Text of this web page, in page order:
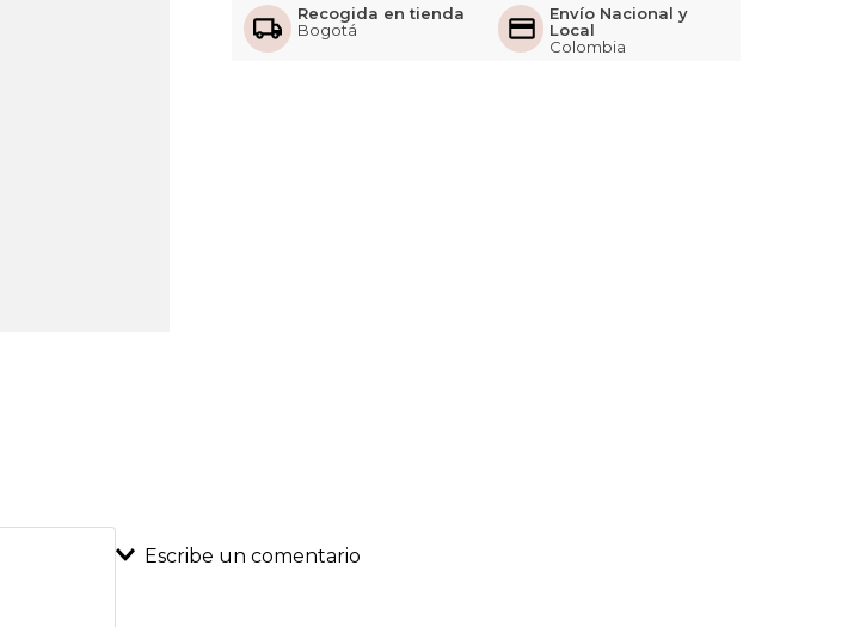
Recogida en tienda
Bogotá
Envío Nacional y
Local
Colombia
Escribe un comentario